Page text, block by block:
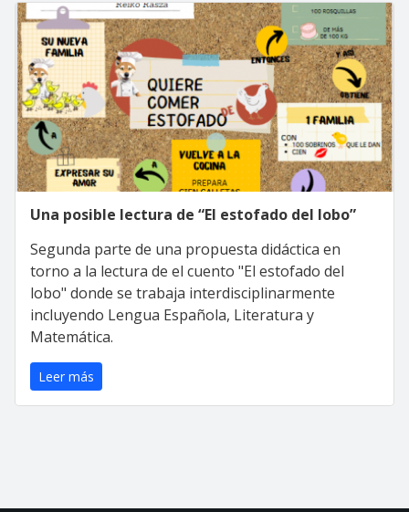
Una posible lectura de “El estofado del lobo”
Segunda parte de una propuesta didáctica en
torno a la lectura de el cuento "El estofado del
lobo" donde se trabaja interdisciplinarmente
incluyendo Lengua Española, Literatura y
Matemática.
Leer más